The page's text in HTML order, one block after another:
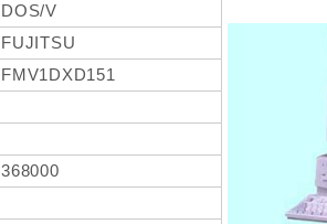
DOS/V
FUJITSU
FMV1DXD151
368000